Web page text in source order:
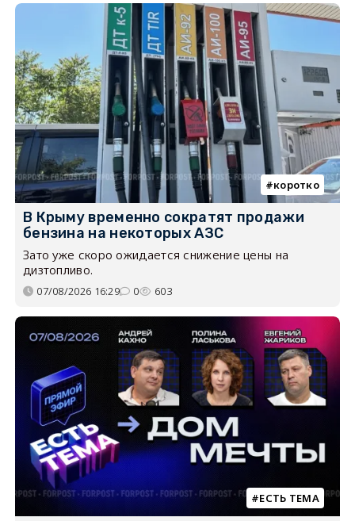
коротко
В Крыму временно сократят продажи
бензина на некоторых АЗС
Зато уже скоро ожидается снижение цены на
дизтопливо.
07/08/2026 16:29 0 603
ЕСТЬ ТЕМА